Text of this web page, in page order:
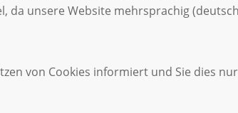
da unsere Website mehrsprachig
von Cookies informiert und Sie dies